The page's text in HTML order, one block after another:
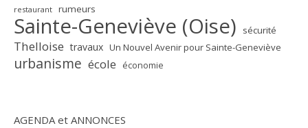
restaurant rumeurs
Sainte-Geneviève (Oise) sécurité
Thelloise travaux Un Nouvel Avenir pour Sainte-Geneviève
urbanisme école économie
AGENDA et ANNONCES